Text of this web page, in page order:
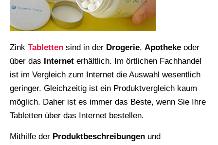
Zink Tabletten sind in der Drogerie, Apotheke oder
über das
Internet erhältlich. Im örtlichen Fachhandel
ist im Vergleich zum Internet die Auswahl wesentlich
geringer. Gleichzeitig ist ein Produktvergleich kaum
möglich. Daher ist es immer das Beste, wenn Sie Ihre
Tabletten über das Internet bestellen.
Mithilfe der Produktbeschreibungen und